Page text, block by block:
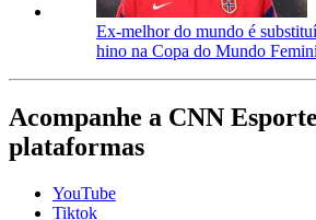
Ex-melhor do mundo é
hino na Copa do Mundo
Acompanhe a CNN
plataformas
YouTube
Tiktok